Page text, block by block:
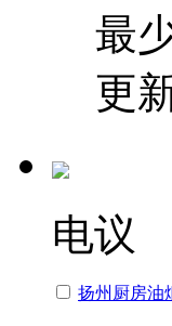
最
更
电议
扬州厨房油